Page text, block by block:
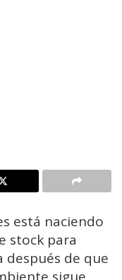
está naciendo
stock para
después de que